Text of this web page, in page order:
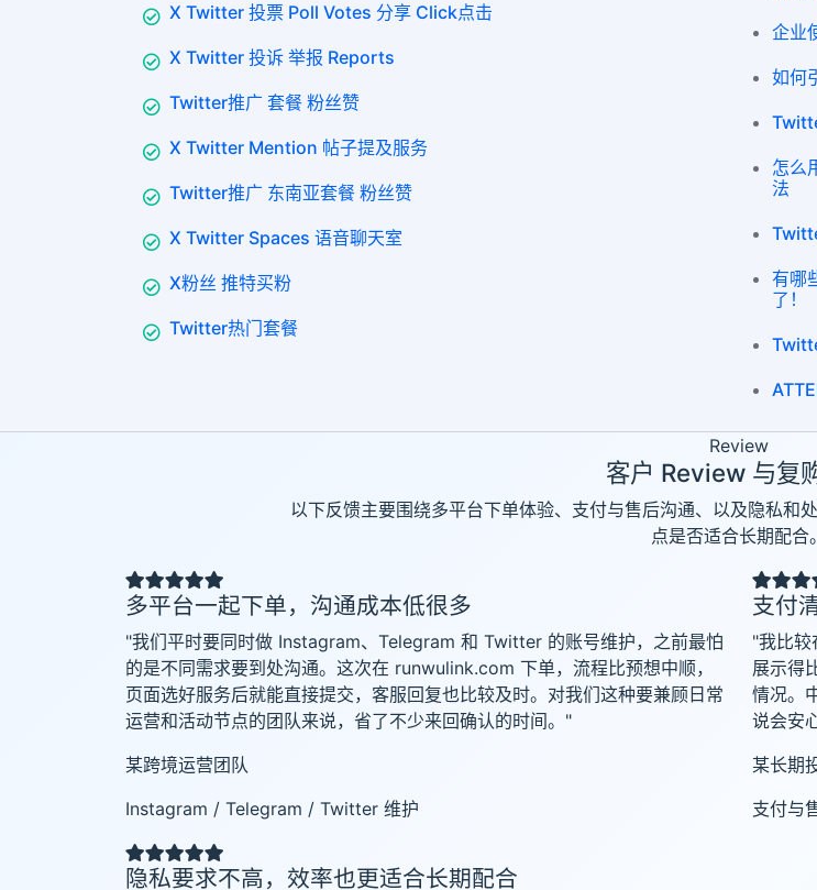
X Twitter 投票 Poll Votes 分享 Click点击
X Twitter 投诉 举报 Reports
Twitter推广 套餐 粉丝赞
X Twitter Mention 帖子提及服务
Twitter推广 东南亚套餐 粉丝赞
X Twitter Spaces 语音聊天室
X粉丝 推特买粉
Twitter热门套餐
企业
如何
怎么
法
有哪
了！
Review
客户 Review 与复
以下反馈主要围绕多平台下单体验、支付与售后沟通、以及隐私和
点是否适合长期配合。
多平台一起下单，沟通成本低很多
"我们平时要同时做 Instagram、Telegram 和 Twitter 的账号维护，之前最怕
的是不同需求要到处沟通。这次在 runwulink.com 下单，流程比预想中顺，
页面选好服务后就能直接提交，客服回复也比较及时。对我们这种要兼顾日常
运营和活动节点的团队来说，省了不少来回确认的时间。"
某跨境运营团队
Instagram / Telegram / Twitter 维护
支付
"我比较
展示得
情况。
说会安
某长期
支付与
隐私要求不高，效率也更适合长期配合